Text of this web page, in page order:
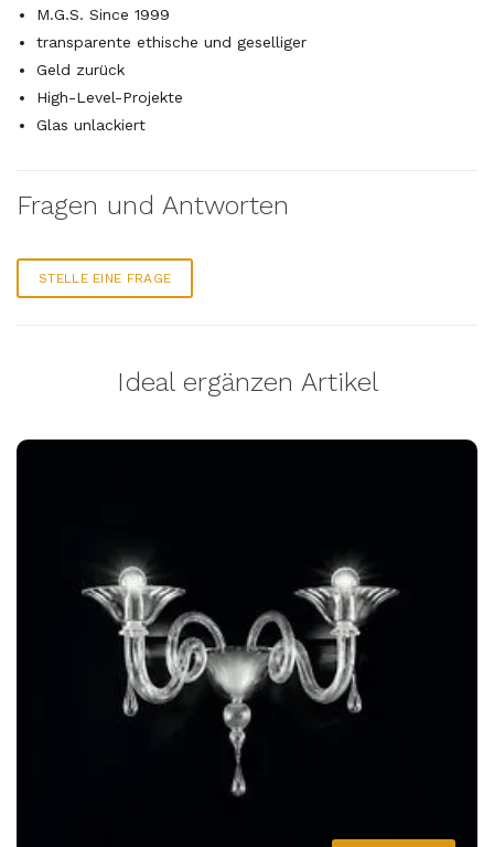
M.G.S. Since 1999
transparente ethische und geselliger
Geld zurück
High-Level-Projekte
Glas unlackiert
Fragen und Antworten
STELLE EINE FRAGE
Ideal ergänzen Artikel